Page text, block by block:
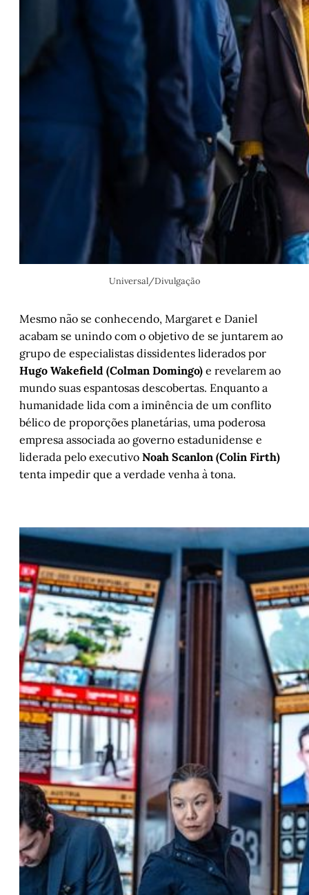
Universal/Divulgação
Mesmo não se conhecendo, Margaret e Daniel
acabam se unindo com o objetivo de se juntarem ao
grupo de especialistas dissidentes liderados por
Hugo Wakefield (Colman Domingo) e revelarem ao
mundo suas espantosas descobertas. Enquanto a
humanidade lida com a iminência de um conflito
bélico de proporções planetárias, uma poderosa
empresa associada ao governo estadunidense e
liderada pelo executivo Noah Scanlon (Colin Firth)
tenta impedir que a verdade venha à tona.